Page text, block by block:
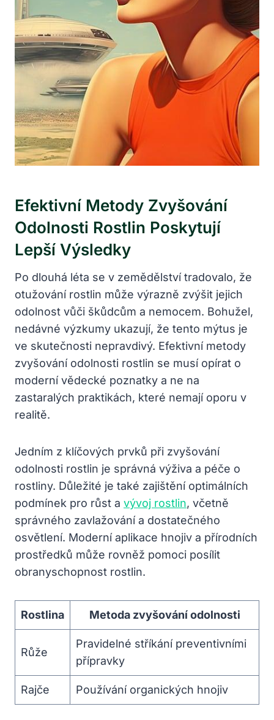
Efektivní Metody Zvyšování
Odolnosti Rostlin Poskytují
Lepší Výsledky
Po dlouhá léta se v zemědělství tradovalo, že
otužování rostlin může výrazně zvýšit jejich
odolnost vůči škůdcům a nemocem. Bohužel,
nedávné výzkumy ukazují, že tento mýtus je
ve skutečnosti nepravdivý. Efektivní metody
zvyšování odolnosti rostlin se musí opírat o
moderní vědecké poznatky a ne na
zastaralých praktikách, které nemají oporu v
realitě.
Jedním z klíčových prvků při zvyšování
odolnosti rostlin je správná výživa a péče o
rostliny. Důležité je také zajištění optimálních
podmínek pro růst a vývoj rostlin, včetně
správného zavlažování a dostatečného
osvětlení. Moderní aplikace hnojiv a přírodních
prostředků může rovněž pomoci posílit
obranyschopnost rostlin.
Rostlina Metoda zvyšování odolnosti
Růže
Pravidelné stříkání preventivními
přípravky
Rajče Používání organických hnojiv